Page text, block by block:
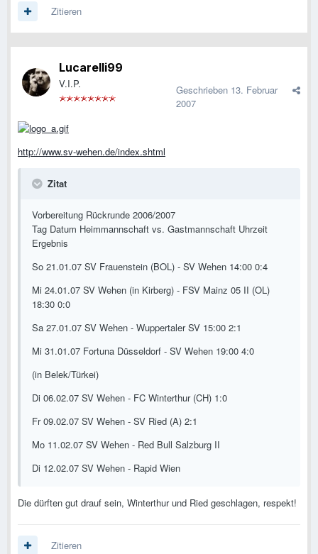
Zitieren
Lucarelli99
V.I.P. Geschrieben 13. Februar
2007
http://www.sv-wehen.de/index.shtml
Zitat
Vorbereitung Rückrunde 2006/2007
Tag Datum Heimmannschaft vs. Gastmannschaft Uhrzeit
Ergebnis
So 21.01.07 SV Frauenstein (BOL) - SV Wehen 14:00 0:4
Mi 24.01.07 SV Wehen (in Kirberg) - FSV Mainz 05 II (OL)
18:30 0:0
Sa 27.01.07 SV Wehen - Wuppertaler SV 15:00 2:1
Mi 31.01.07 Fortuna Düsseldorf - SV Wehen 19:00 4:0
(in Belek/Türkei)
Di 06.02.07 SV Wehen - FC Winterthur (CH) 1:0
Fr 09.02.07 SV Wehen - SV Ried (A) 2:1
Mo 11.02.07 SV Wehen - Red Bull Salzburg II
Di 12.02.07 SV Wehen - Rapid Wien
Die dürften gut drauf sein, Winterthur und Ried geschlagen, respekt!
Zitieren